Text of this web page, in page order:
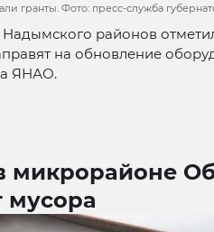
гранты. Фото: пресс-служба
районов
на обновление
ЯНАО.
микрорайоне
мусора